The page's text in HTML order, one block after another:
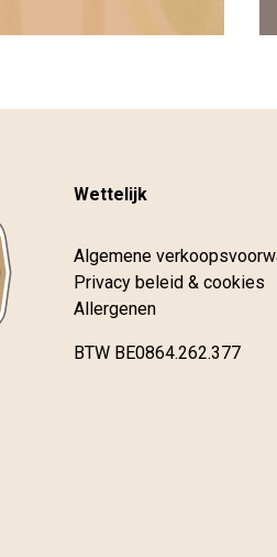
Wettelijk
Algemene
Privacy beleid & cookies
Allergenen
BTW BE0864.262.377